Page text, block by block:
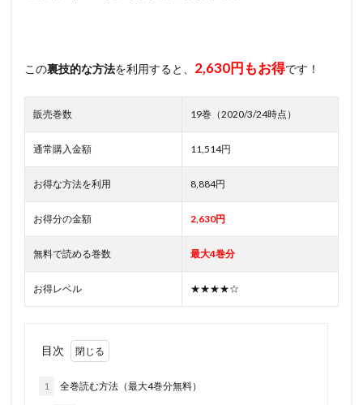
この裏技的な方法を利用すると、 2,630円もお得です！
販売巻数 19巻（2020/3/24時点）
通常購入金額 11,514円
お得な方法を利用 8,884円
お得分の金額 2,630円
無料で読める巻数 最大4巻分
お得レベル ★★★★☆
目次
1 全巻読む方法（最大4巻分無料）